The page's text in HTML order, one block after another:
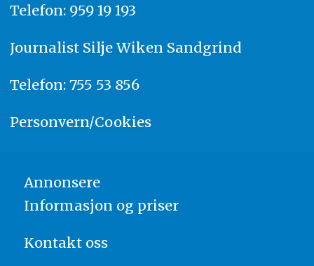
Telefon: 959 19 193
Journalist Silje Wiken Sandgrind
Telefon: 755 53 856
Personvern/Cookies
Annonsere
Informasjon og priser
Kontakt oss